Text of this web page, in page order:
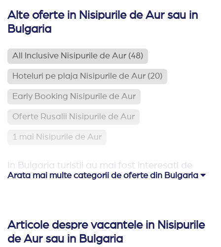
Alte oferte in Nisipurile de Aur sau in
Bulgaria
All Inclusive Nisipurile de Aur (48)
Hoteluri pe plaja Nisipurile de Aur (20)
Early Booking Nisipurile de Aur
Oferte Rusalii Nisipurile de Aur
1 mai Nisipurile de Aur
In Bulgaria turistii au mai fost interesati de
Hoteluri aproape de Romania (62)
Arata mai multe categorii de oferte din Bulgaria
Articole despre vacantele in Nisipurile
de Aur sau in Bulgaria